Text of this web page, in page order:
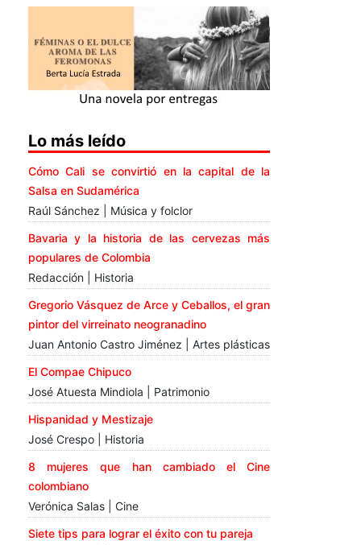
Lo más leído
Cómo Cali se convirtió en la capital de la
Salsa en Sudamérica
Raúl Sánchez | Música y folclor
Bavaria y la historia de las cervezas más
populares de Colombia
Redacción | Historia
Gregorio Vásquez de Arce y Ceballos, el gran
pintor del virreinato neogranadino
Juan Antonio Castro Jiménez | Artes plásticas
El Compae Chipuco
José Atuesta Mindiola | Patrimonio
Hispanidad y Mestizaje
José Crespo | Historia
8 mujeres que han cambiado el Cine
colombiano
Verónica Salas | Cine
Siete tips para lograr el éxito con tu pareja